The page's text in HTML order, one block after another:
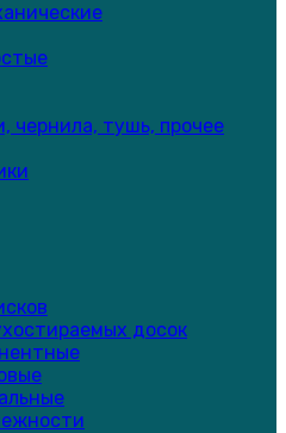
чернила, тушь, прочее
досок